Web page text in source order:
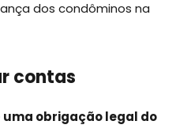
dos condôminos na
contas
obrigação legal do